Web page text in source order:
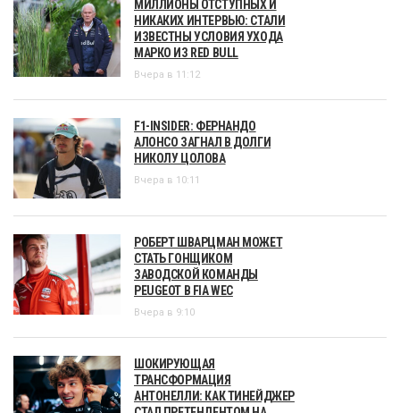
МИЛЛИОНЫ ОТСТУПНЫХ И
НИКАКИХ ИНТЕРВЬЮ: СТАЛИ
ИЗВЕСТНЫ УСЛОВИЯ УХОДА
МАРКО ИЗ RED BULL
Вчера в 11:12
F1-INSIDER: ФЕРНАНДО
АЛОНСО ЗАГНАЛ В ДОЛГИ
НИКОЛУ ЦОЛОВА
Вчера в 10:11
РОБЕРТ ШВАРЦМАН МОЖЕТ
СТАТЬ ГОНЩИКОМ
ЗАВОДСКОЙ КОМАНДЫ
PEUGEOT В FIA WEC
Вчера в 9:10
ШОКИРУЮЩАЯ
ТРАНСФОРМАЦИЯ
АНТОНЕЛЛИ: КАК ТИНЕЙДЖЕР